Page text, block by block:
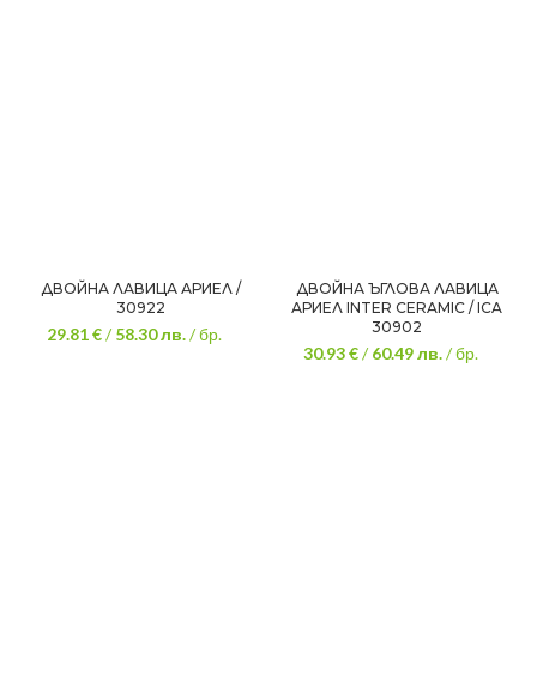
ДВОЙНА ЛАВИЦА АРИЕЛ /
30922
29.81 €/58.30лв./ бр.
ДВОЙНА ЪГЛОВА ЛАВИЦА
АРИЕЛ INTER CERAMIC / ICA
30902
30.93 €/60.49лв./ бр.